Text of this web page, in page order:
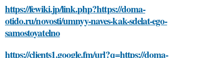
https://fewiki.jp/link.php?https://doma-
otido.ru/novosti/umnyy-naves-kak-sdelat-ego-
samostoyatelno
https://clients1.google.fm/url?q=https://doma-